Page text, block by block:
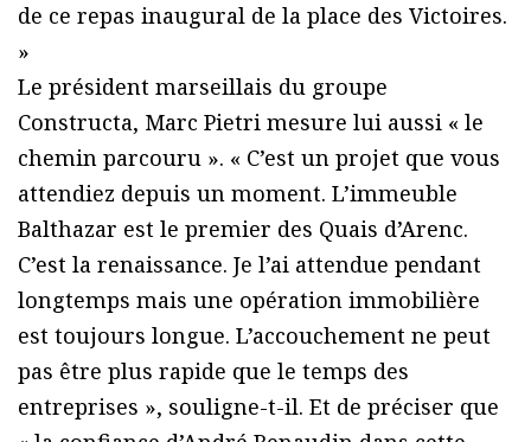
de ce repas inaugural de la place des Victoires.
»
Le président marseillais du groupe
Constructa, Marc Pietri mesure lui aussi « le
chemin parcouru ». « C’est un projet que vous
attendiez depuis un moment. L’immeuble
Balthazar est le premier des Quais d’Arenc.
C’est la renaissance. Je l’ai attendue pendant
longtemps mais une opération immobilière
est toujours longue. L’accouchement ne peut
pas être plus rapide que le temps des
entreprises », souligne-t-il. Et de préciser que